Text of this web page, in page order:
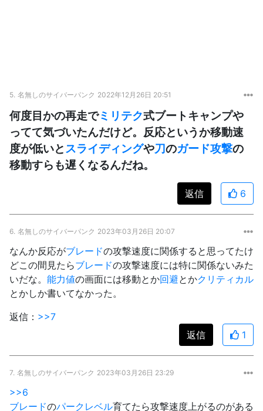
5. 名無しのサイバーパンク 2022年12月26日 20:51
何度目かの再走でミリテク式ブートキャンプや
ってて気づいたんだけど。反応というか移動速
度が低いとスライディングや刀のガード攻撃の
移動すらも遅くなるんだね。
返信 6
6. 名無しのサイバーパンク 2023年03月26日 20:07
なんか反応がブレードの攻撃速度に関係すると思ってたけ
どこの間見たらブレードの攻撃速度には特に関係ないみた
いだな。 能力値の画面には移動とか回避とかクリティカル
とかしか書いてなかった。
返信： >>7
返信
1
7. 名無しのサイバーパンク 2023年03月26日 23:29
>>6
ブレードのパーク レベル育てたら攻撃速度上がるのがある